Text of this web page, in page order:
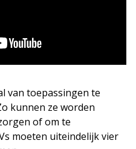
van toepassingen te
kunnen ze worden
of om te
moeten uiteindelijk vier